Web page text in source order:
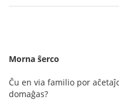
Morna ŝerco
Ĉu en via familio por
domaĝas?